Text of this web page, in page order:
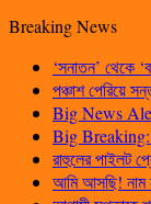
Breaking News
‘সনাতন’ থেকে
পঞ্চাশ পেরিয়ে
Big News
Big Breaking:
রাহুলের পাইলট
আমি আসছি! নাম